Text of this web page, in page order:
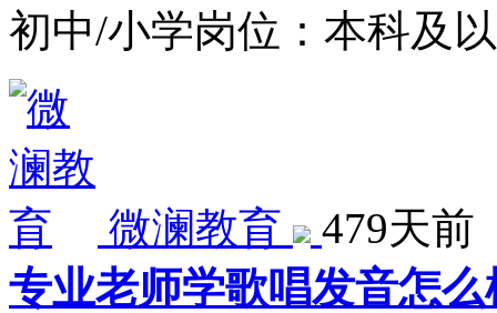
初中/小学岗位：本科及
微澜教育
479天前
专业老师学歌唱发音怎么